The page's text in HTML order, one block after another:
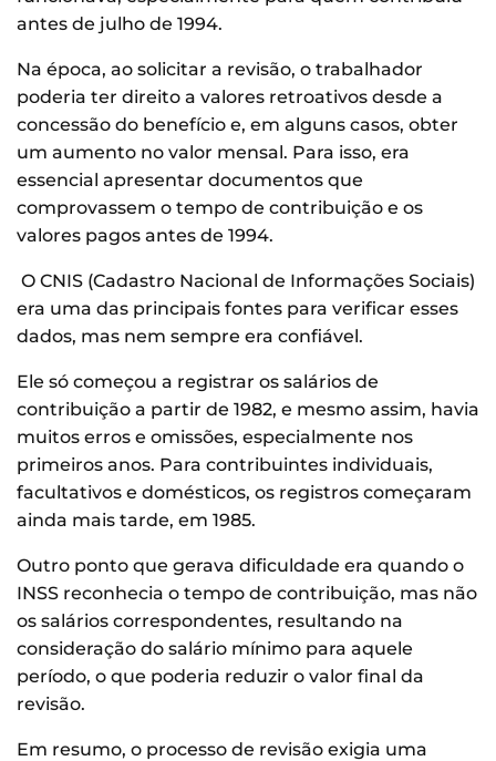
antes de julho de 1994.
Na época, ao solicitar a revisão, o trabalhador
poderia ter direito a valores retroativos desde a
concessão do benefício e, em alguns casos, obter
um aumento no valor mensal. Para isso, era
essencial apresentar documentos que
comprovassem o tempo de contribuição e os
valores pagos antes de 1994.
O CNIS (Cadastro Nacional de Informações Sociais)
era uma das principais fontes para verificar esses
dados, mas nem sempre era confiável.
Ele só começou a registrar os salários de
contribuição a partir de 1982, e mesmo assim, havia
muitos erros e omissões, especialmente nos
primeiros anos. Para contribuintes individuais,
facultativos e domésticos, os registros começaram
ainda mais tarde, em 1985.
Outro ponto que gerava dificuldade era quando o
INSS reconhecia o tempo de contribuição, mas não
os salários correspondentes, resultando na
consideração do salário mínimo para aquele
período, o que poderia reduzir o valor final da
revisão.
Em resumo, o processo de revisão exigia uma